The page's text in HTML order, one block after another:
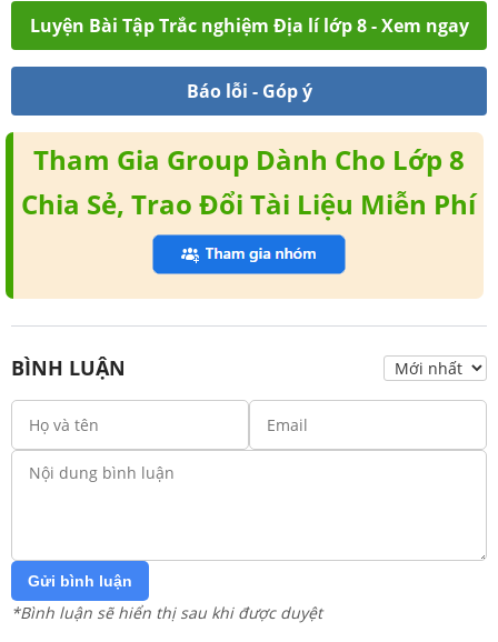
Luyện Bài Tập Trắc nghiệm Địa lí lớp 8 - Xem ngay
Báo lỗi - Góp ý
Tham Gia Group Dành Cho Lớp 8
Chia Sẻ, Trao Đổi Tài Liệu Miễn Phí
BÌNH LUẬN
Gửi bình luận
*Bình luận sẽ hiển thị sau khi được duyệt